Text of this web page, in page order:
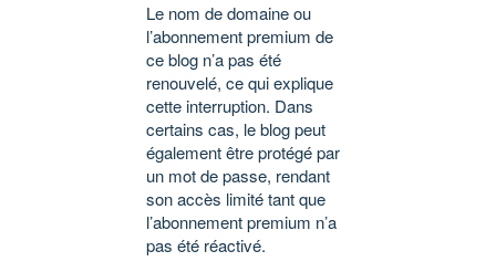
Le nom de domaine ou
l’abonnement premium de
ce blog n’a pas été
renouvelé, ce qui explique
cette interruption. Dans
certains cas, le blog peut
également être protégé par
un mot de passe, rendant
son accès limité tant que
l’abonnement premium n’a
pas été réactivé.